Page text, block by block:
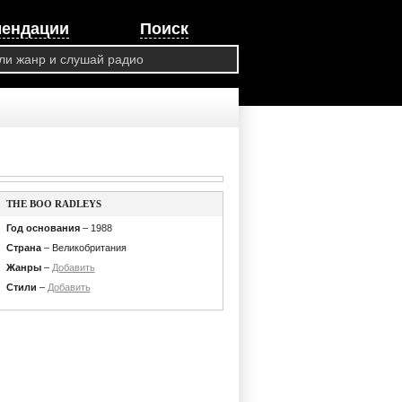
Поиск
THE BOO RADLEYS
Год основания– 1988
Страна– Великобритания
Жанры– Добавить
Стили – Добавить